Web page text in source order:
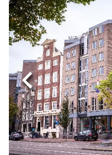
Précédent